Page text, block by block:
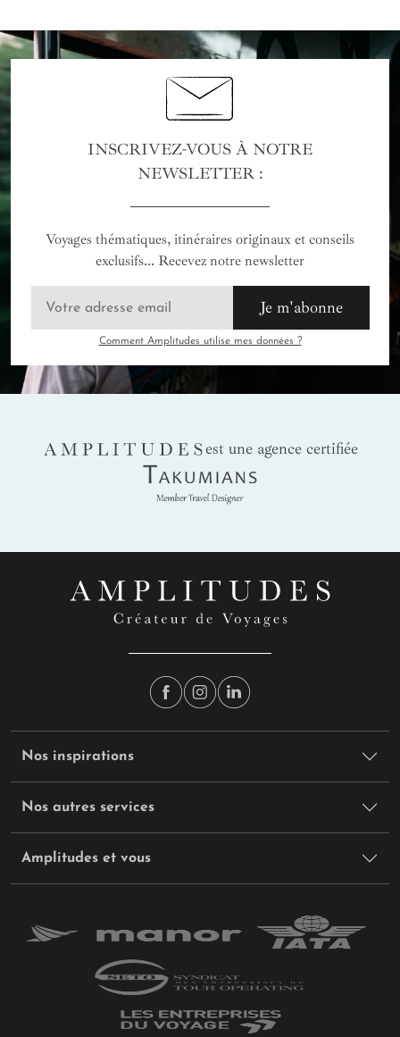
INSCRIVEZ-VOUS À NOTRE
NEWSLETTER :
Voyages thématiques, itinéraires originaux et conseils
exclusifs... Recevez notre newsletter
Je m'abonne
Comment Amplitudes utilise mes données ?
AMPLITUDES
est une agence certifiée
Takumians
Nos inspirations
Nos autres services
Amplitudes et vous